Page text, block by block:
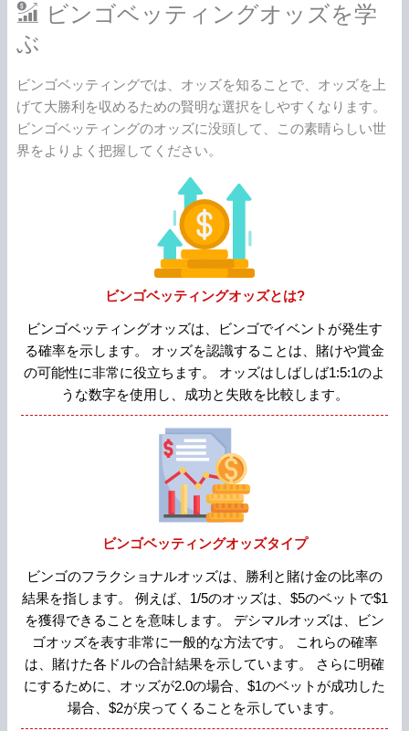
ビンゴベッティングオッズを学
ぶ
ビンゴベッティングでは、オッズを知ることで、オッズを上
げて大勝利を収めるための賢明な選択をしやすくなります。
ビンゴベッティングのオッズに没頭して、この素晴らしい世
界をよりよく把握してください。
ビンゴベッティングオッズとは?
ビンゴベッティングオッズは、ビンゴでイベントが発生す
る確率を示します。 オッズを認識することは、賭けや賞金
の可能性に非常に役立ちます。 オッズはしばしば1:5:1のよ
うな数字を使用し、成功と失敗を比較します。
ビンゴベッティングオッズタイプ
ビンゴのフラクショナルオッズは、勝利と賭け金の比率の
結果を指します。 例えば、1/5のオッズは、$5のベットで$1
を獲得できることを意味します。 デシマルオッズは、ビン
ゴオッズを表す非常に一般的な方法です。 これらの確率
は、賭けた各ドルの合計結果を示しています。 さらに明確
にするために、オッズが2.0の場合、$1のベットが成功した
場合、$2が戻ってくることを示しています。